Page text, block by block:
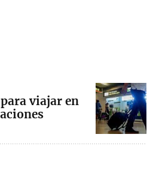
viajar en